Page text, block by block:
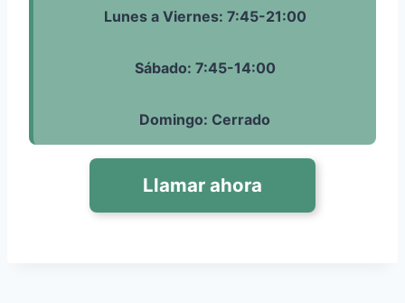
Lunes a Viernes: 7:45-21:00
Sábado: 7:45-14:00
Domingo: Cerrado
Llamar ahora